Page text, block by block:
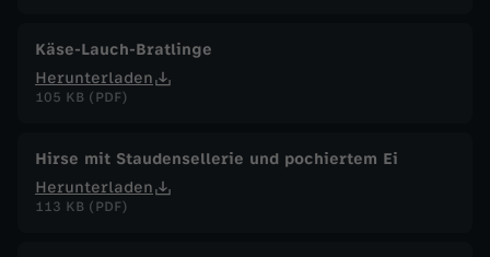
Käse-Lauch-Bratlinge
Herunterladen
105 KB (PDF)
Hirse mit Staudensellerie und pochiertem Ei
Herunterladen
113 KB (PDF)